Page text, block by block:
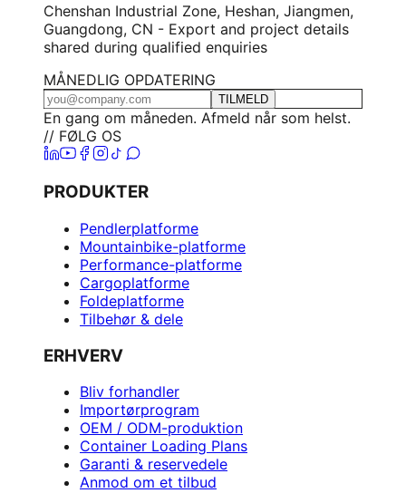
Chenshan Industrial Zone, Heshan, Jiangmen,
Guangdong, CN - Export and project details
shared during qualified enquiries
MÅNEDLIG OPDATERING
TILMELD
En gang om måneden. Afmeld når som helst.
// FØLG OS
PRODUKTER
Pendlerplatforme
Mountainbike-platforme
Performance-platforme
Cargoplatforme
Foldeplatforme
Tilbehør & dele
ERHVERV
Bliv forhandler
Importørprogram
OEM / ODM-produktion
Container Loading Plans
Garanti & reservedele
Anmod om et tilbud